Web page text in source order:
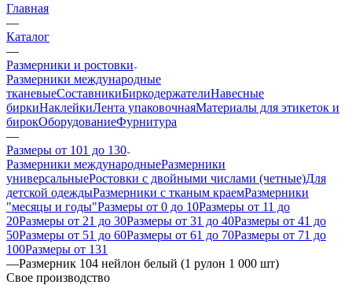
Главная
—
Каталог
—
Размерники и ростовки
Размерники международные
тканевыеСоставникиБиркодержателиНавесные
биркиНаклейкиЛента упаковочнаяМатериалы для этикеток и
бирокОборудованиеФурнитура
—
Размеры от 101 до 130
Размерники международныеРазмерники
универсальныеРостовки с двойными числами (четные)Для
детской одеждыРазмерники с тканым краемРазмерники
"месяцы и годы"Размеры от 0 до 10Размеры от 11 до
20Размеры от 21 до 30Размеры от 31 до 40Размеры от 41 до
50Размеры от 51 до 60Размеры от 61 до 70Размеры от 71 до
100Размеры от 131
—Размерник 104 нейлон белый (1 рулон 1 000 шт)
Свое производство